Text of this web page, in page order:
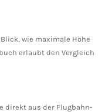
wie maximale Höhe
erlaubt den Vergleich
direkt aus der Flugbahn-